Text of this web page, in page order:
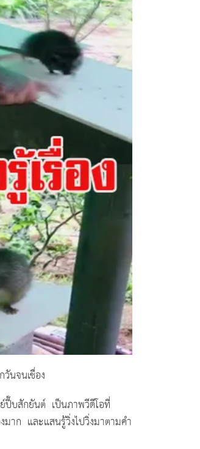
นจนเชื่อง
ปี๊บสักยันต์ เป็นภาพวีดีโอที่
าก และแสนรู้วิ่งไปวิ่งมาตามคำ